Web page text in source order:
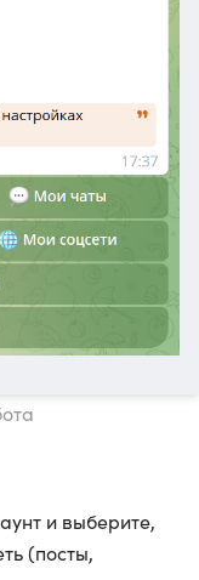
и выберите,
(посты,